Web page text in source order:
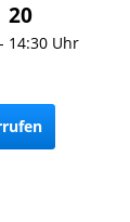
20
14:30 Uhr